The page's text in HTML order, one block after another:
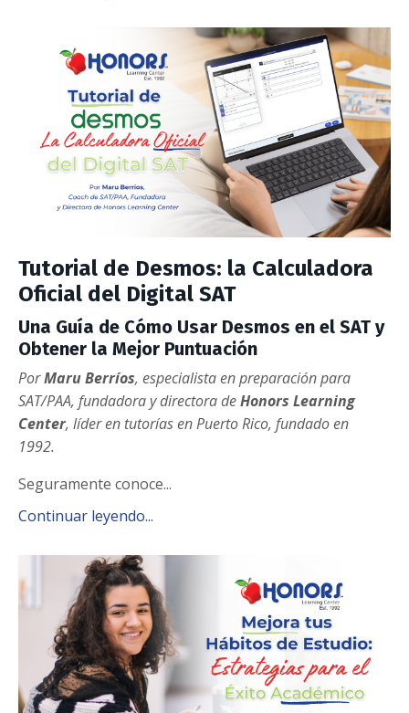
Tutorial de Desmos: la Calculadora
Oficial del Digital SAT
Una Guía de Cómo Usar Desmos en el SAT y
Obtener la Mejor Puntuación
PorMaru Berríos, especialista en preparación para
SAT/PAA, fundadora y directora deHonors Learning
Center, líder en tutorías en Puerto Rico, fundado en
1992.
Seguramente conoce...
Continuar leyendo...